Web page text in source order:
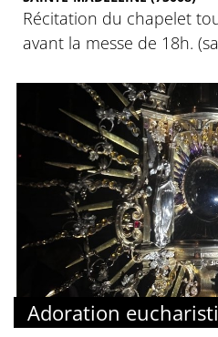
Récitation du chapelet
avant la messe de 18h.
Adoration